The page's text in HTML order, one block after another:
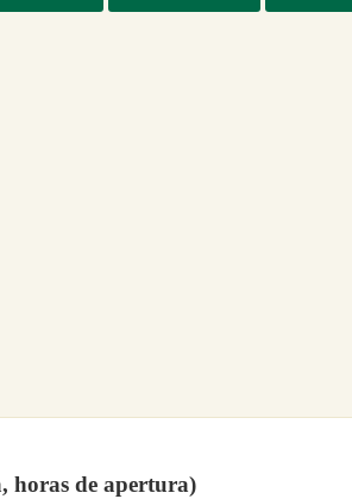
horas de apertura)